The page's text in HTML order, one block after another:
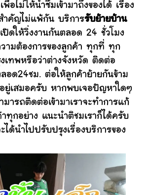
อไม่ให้น้ำซึมเข้ามาถึงของได้ เรื่อง
ำคัญไม่แพ้กัน บริการรับย้ายบ้าน
เปิดให้วิ่งงานกันตลอด 24 ชั่วโมง
วามต้องการของลูกค้า ทุกที่ ทุก
งเทพหรือว่าต่างจังหวัด ติดต่อ
ลอด24ชม. ต่อให้ลูกค้าย้ายกันข้าม
ยู่เสมอครับ หากพบเจอปัญหาใดๆ
มารถติดต่อเข้ามาเราจะทำการแก้
ทุกอย่าง แนะนำติชมเราก็ได้ครับ
ได้นำไปปรับปรุงเรื่องบริการของ